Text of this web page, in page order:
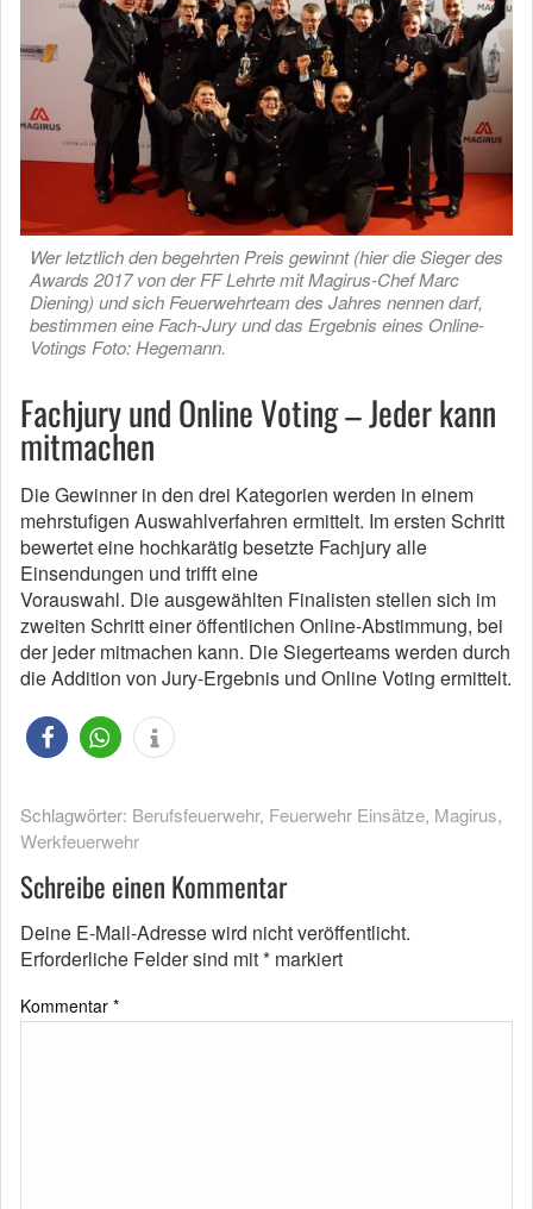
Wer letztlich den begehrten Preis gewinnt (hier die Sieger des
Awards 2017 von der FF Lehrte mit Magirus-Chef Marc
Diening) und sich Feuerwehrteam des Jahres nennen darf,
bestimmen eine Fach-Jury und das Ergebnis eines Online-
Votings Foto: Hegemann.
Fachjury und Online Voting – Jeder kann
mitmachen
Die Gewinner in den drei Kategorien werden in einem
mehrstufigen Auswahlverfahren ermittelt. Im ersten Schritt
bewertet eine hochkarätig besetzte Fachjury alle
Einsendungen und trifft eine
Vorauswahl. Die ausgewählten Finalisten stellen sich im
zweiten Schritt einer öffentlichen Online-Abstimmung, bei
der jeder mitmachen kann. Die Siegerteams werden durch
die Addition von Jury-Ergebnis und Online Voting ermittelt.
Schlagwörter: Berufsfeuerwehr, Feuerwehr Einsätze, Magirus,
Werkfeuerwehr
Schreibe einen Kommentar
Deine E-Mail-Adresse wird nicht veröffentlicht.
Erforderliche Felder sind mit* markiert
Kommentar *